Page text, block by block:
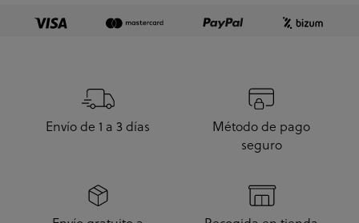
Envío de 1 a 3 días
Método de pago
seguro